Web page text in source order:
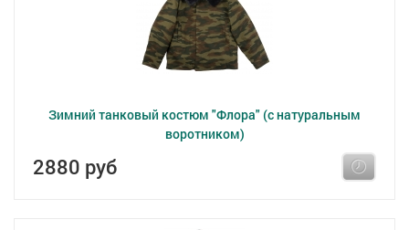
Зимний танковый костюм "Флора" (с натуральным
воротником)
2880 руб